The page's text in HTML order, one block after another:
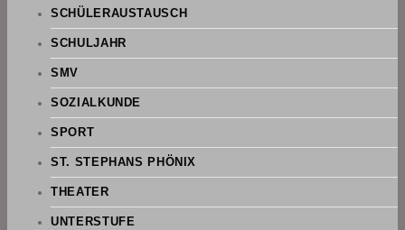
SCHÜLERAUSTAUSCH
SCHULJAHR
SMV
SOZIALKUNDE
SPORT
ST. STEPHANS PHÖNIX
THEATER
UNTERSTUFE